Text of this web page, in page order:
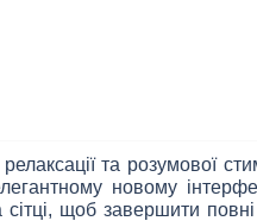
та розумової
новому
щоб завершити